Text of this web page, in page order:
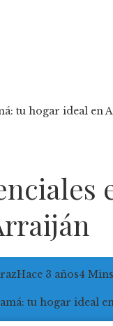
tu hogar ideal en
Hace 3 años4